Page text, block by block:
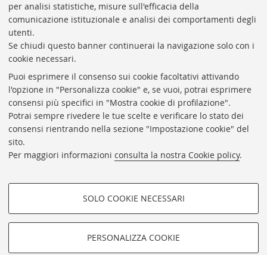
per analisi statistiche, misure sull'efficacia della
comunicazione istituzionale e analisi dei comportamenti degli
utenti.
Se chiudi questo banner continuerai la navigazione solo con i
cookie necessari.
Puoi esprimere il consenso sui cookie facoltativi attivando
l'opzione in "Personalizza cookie" e, se vuoi, potrai esprimere
consensi più specifici in "Mostra cookie di profilazione".
Potrai sempre rivedere le tue scelte e verificare lo stato dei
consensi rientrando nella sezione "Impostazione cookie" del
sito.
Per maggiori informazioni consulta la nostra Cookie policy.
COOKIE DI PROFILAZIONE -
FACOLTATIVI
SOLO COOKIE NECESSARI
PERSONALIZZA COOKIE
Coordinatrice gestionale: Maria Pia Torricelli
Responsabile Amministrativo: Luigia Di Pumpo
Via Zamboni, 33/35 - 40126 Bologna (BO)
Tel. +39 051 2088306 - Fax +39 051 2088385
bub.info@unibo.it
bub.biblioteca@pec.unibo.it
Dove siamo
Orario dei servizi
Helpdesk
Rubrica di Ateneo
Privacy e note legali